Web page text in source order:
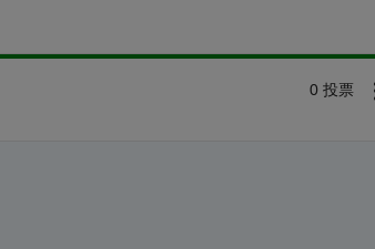
0 投票